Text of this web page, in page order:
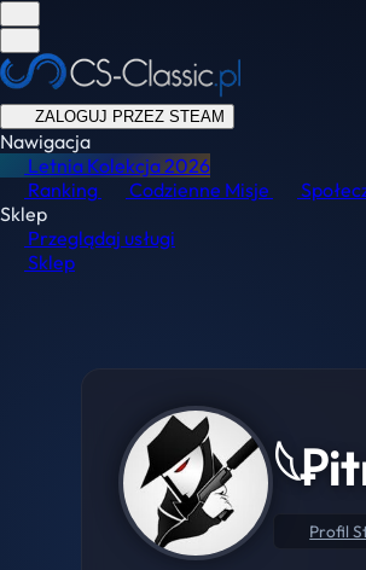
ZALOGUJ PRZEZ STEAM
Nawigacja
Letnia Kolekcja2026
Ranking
Codzienne Misje
Sklep
Przeglądaj usługi
Sklep
Profil